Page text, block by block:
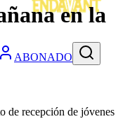
ABONADO
en la
de recepción de jóvenes